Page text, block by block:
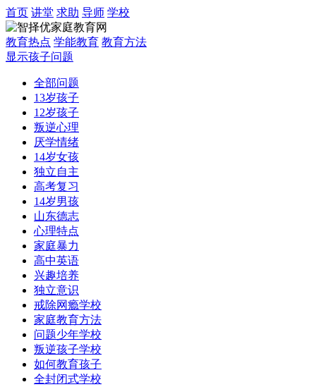
首页 讲堂 求助 导师 学校
教育热点 学能教育 教育方法
显示孩子问题
全部问题
13岁孩子
12岁孩子
叛逆心理
厌学情绪
14岁女孩
独立自主
高考复习
14岁男孩
山东德志
心理特点
家庭暴力
高中英语
兴趣培养
独立意识
戒除网瘾学校
家庭教育方法
问题少年学校
叛逆孩子学校
如何教育孩子
全封闭式学校